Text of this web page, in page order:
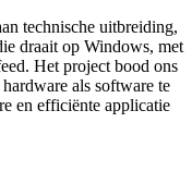
technische uitbreiding,
draait op Windows, met
Het project bood ons
als software te
en efficiënte applicatie